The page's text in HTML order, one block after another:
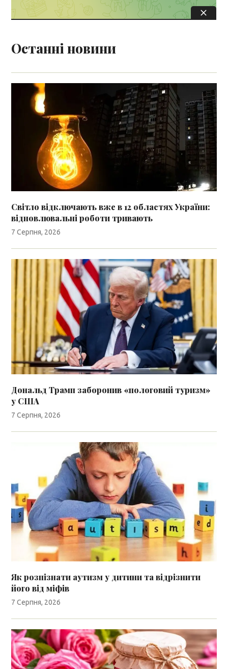
Останні новини
Світло відключають вже в 12 областях України:
відновлювальні роботи тривають
7 Серпня, 2026
Дональд Трамп заборонив «пологовий туризм»
у США
7 Серпня, 2026
Як розпізнати аутизм у дитини та відрізнити
його від міфів
7 Серпня, 2026